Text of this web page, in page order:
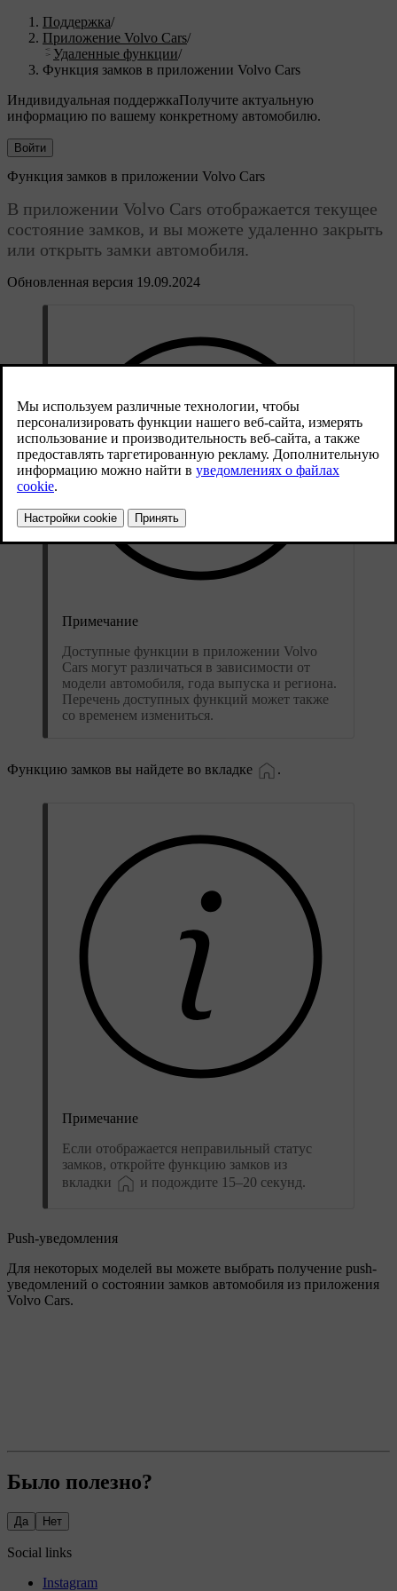
Поддержка/
Приложение Volvo Cars/
Удаленные функции/
Функция замков в приложении Volvo Cars
Индивидуальная поддержкаПолучите актуальную
информацию по вашему конкретному автомобилю.
Войти
Обновленная версия 19.09.2024
Функция замков в приложении Volvo Cars
В приложении Volvo Cars отображается текущее
состояние замков, и вы можете удаленно закрыть
или открыть замки автомобиля.
Примечание
Доступные функции в приложении Volvo
Cars могут различаться в зависимости от
модели автомобиля, года выпуска и региона.
Перечень доступных функций может также
со временем измениться.
Функцию замков вы найдете во вкладке
Примечание
Если отображается неправильный статус
замков, откройте функцию замков из
вкладки
и подождите 15–20 секунд.
Push-уведомления
Для некоторых моделей вы можете выбрать получение push-
уведомлений о состоянии замков автомобиля из приложения
Volvo Cars.
Было полезно?
Да Нет